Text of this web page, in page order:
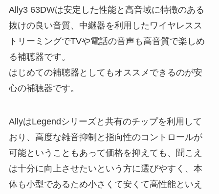
Ally3 63DWは安定した性能と高音域に特徴のある
抜けの良い音質、中継器を利用したワイヤレスス
トリーミングでTVや電話の音声も高音質で楽しめ
る補聴器です。
はじめての補聴器としてもオススメできるのが安
心の補聴器です。
AllyはLegendシリーズと共有のチップを利用して
おり、高度な雑音抑制と指向性のコントロールが
可能ということもあって価格を抑えても、聞こえ
は十分に向上させたいという方に選びやすく、本
体も小型であるため小さくて安くて高性能といえ